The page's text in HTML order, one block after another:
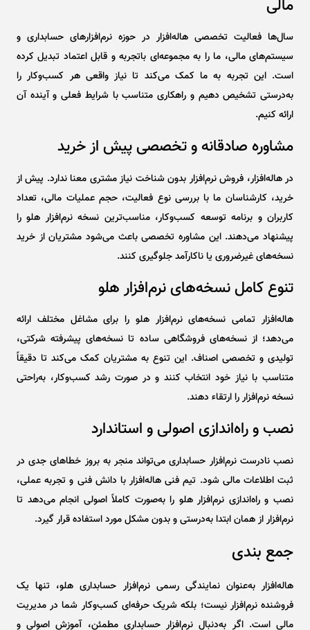
مالی
سال‌ها فعالیت تخصصی هاله‌افزار در حوزه نرم‌افزارهای حسابداری و
سیستم‌های مالی، ما را به مجموعه‌ای باتجربه و قابل اعتماد تبدیل کرده
است. این تجربه به ما کمک می‌کند تا نیاز واقعی هر کسب‌وکار را
به‌درستی تشخیص دهیم و راهکاری متناسب با شرایط فعلی و آینده آن
ارائه کنیم.
مشاوره صادقانه و تخصصی پیش از خرید
در هاله‌افزار، فروش نرم‌افزار بدون شناخت نیاز مشتری معنا ندارد. پیش از
خرید، کارشناسان ما با بررسی نوع فعالیت، حجم عملیات مالی، تعداد
کاربران و برنامه توسعه کسب‌وکار، مناسب‌ترین نسخه نرم‌افزار هلو را
پیشنهاد می‌دهند. این مشاوره تخصصی باعث می‌شود مشتریان از خرید
نسخه‌های غیرضروری یا ناکارآمد جلوگیری کنند.
تنوع کامل نسخه‌های نرم‌افزار هلو
هاله‌افزار تمامی نسخه‌های نرم‌افزار هلو را برای مشاغل مختلف ارائه
می‌دهد؛ از نسخه‌های فروشگاهی ساده تا نسخه‌های پیشرفته شرکتی،
تولیدی و تخصصی اصناف. این تنوع به مشتریان کمک می‌کند تا دقیقاً
متناسب با نیاز خود انتخاب کنند و در صورت رشد کسب‌وکار، به‌راحتی
نسخه نرم‌افزار را ارتقاء دهند.
نصب و راه‌اندازی اصولی و استاندارد
نصب نادرست نرم‌افزار حسابداری می‌تواند منجر به بروز خطاهای جدی در
ثبت اطلاعات مالی شود. تیم فنی هاله‌افزار با دانش فنی و تجربه عملی،
نصب و راه‌اندازی نرم‌افزار هلو را به‌صورت کاملاً اصولی انجام می‌دهد تا
نرم‌افزار از همان ابتدا به‌درستی و بدون مشکل مورد استفاده قرار گیرد.
جمع ‌بندی
هاله‌افزار به‌عنوان نمایندگی رسمی نرم‌افزار حسابداری هلو، تنها یک
فروشنده نرم‌افزار نیست؛ بلکه شریک حرفه‌ای کسب‌وکار شما در مدیریت
مالی است. اگر به‌دنبال نرم‌افزار حسابداری مطمئن، آموزش اصولی و